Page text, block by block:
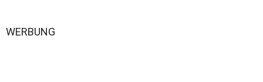
WERBUNG